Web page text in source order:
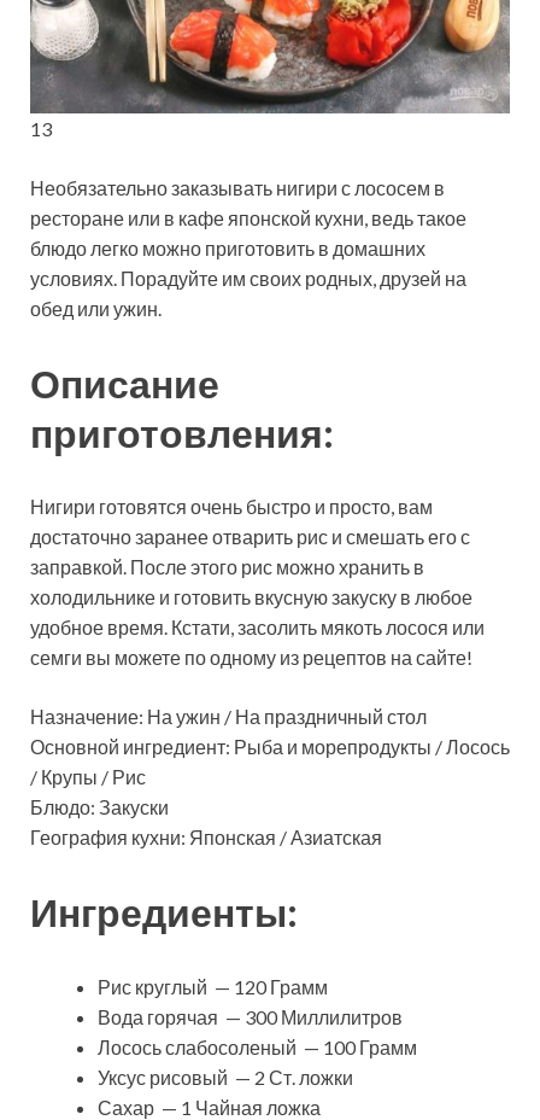
13
Необязательно заказывать нигири с лососем в
ресторане или в кафе японской кухни, ведь такое
блюдо легко можно приготовить в домашних
условиях. Порадуйте им своих родных, друзей на
обед или ужин.
Описание
приготовления:
Нигири готовятся очень быстро и просто, вам
достаточно заранее отварить рис и смешать его с
заправкой. После этого рис можно хранить в
холодильнике и готовить вкусную закуску в любое
удобное время. Кстати, засолить мякоть лосося или
семги вы можете по одному из рецептов на сайте!
Назначение: На ужин / На праздничный стол
Основной ингредиент: Рыба и морепродукты / Лосось
/ Крупы / Рис
Блюдо: Закуски
География кухни: Японская / Азиатская
Ингредиенты:
Рис круглый — 120 Грамм
Вода горячая — 300 Миллилитров
Лосось слабосоленый — 100 Грамм
Уксус рисовый — 2 Ст. ложки
Сахар — 1 Чайная ложка